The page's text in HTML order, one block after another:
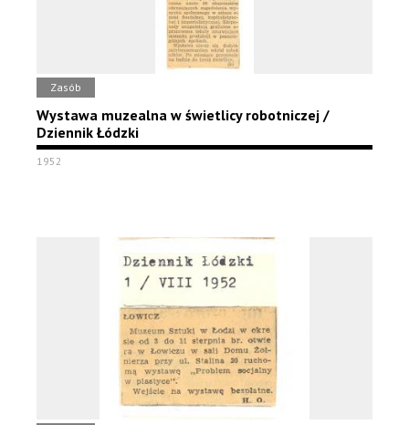
Zasób
Wystawa muzealna w świetlicy robotniczej /
Dziennik Łódzki
1952